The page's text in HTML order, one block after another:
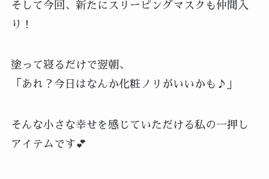
そして今回、新たにスリーピングマスクも仲間入
り！
塗って寝るだけで翌朝、
「あれ？今日はなんか化粧ノリがいいかも♪」
そんな小さな幸せを感じていただける私の一押し
アイテムです💕